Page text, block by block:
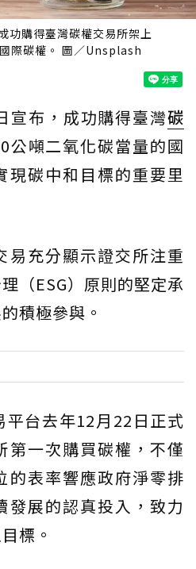
功購得臺灣碳權交易所架上
際碳權。 圖／Unsplash
宣布，成功購得臺灣碳
公噸二氧化碳當量的國
現碳中和目標的重要里
易充分顯示證交所注重
（ESG）原則的堅定承
積極參與。
台去年12月22日正式
第一次購買碳權，不僅
的表率響應政府淨零排
發展的認真投入，致力
標。